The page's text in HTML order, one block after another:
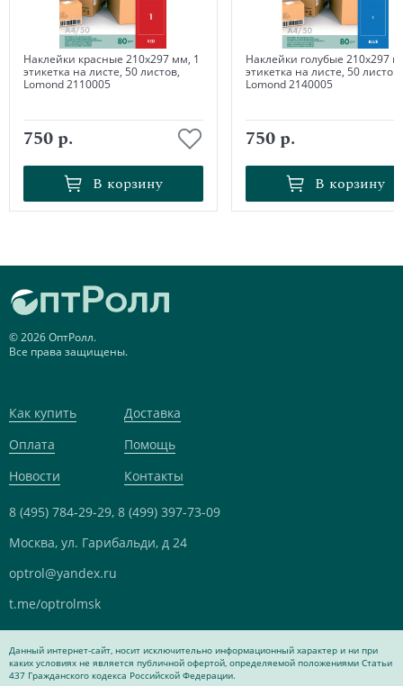
Наклейки красные 210х297 мм, 1
этикетка на листе, 50 листов,
Lomond 2110005
750 р.
В корзину
В корзину
Наклейки голубые 210х297
этикетка на листе, 50 листов,
Lomond 2140005
750 р.
В корзину
В корзину
© 2026 ОптРолл.
Все права защищены.
Как купить
Доставка
Оплата
Помощь
Новости
Контакты
8 (495) 784-29-29, 8 (499) 397-73-09
Москва, ул. Гарибальди, д 24
optrol@yandex.ru
t.me/optrolmsk
Данный интернет-сайт, носит исключительно информационный характер и ни при
каких условиях не является публичной офертой, определяемой положениями Статьи
437 Гражданского кодекса Российской Федерации.